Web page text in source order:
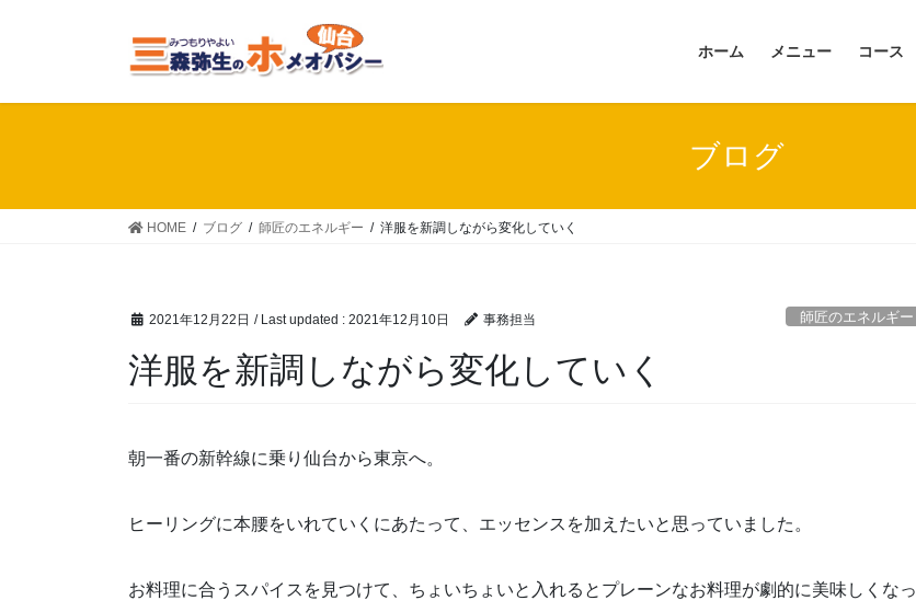
ホーム メニュー コース
ブログ
HOME ブログ 師匠のエネルギー 洋服を新調しながら変化していく
2021年12月22日 / Last updated : 2021年12月10日 事務担当 師匠のエネルギー
洋服を新調しながら変化していく
朝一番の新幹線に乗り仙台から東京へ。
ヒーリングに本腰をいれていくにあたって、エッセンスを加えたいと思っていました。
お料理に合うスパイスを見つけて、ちょいちょいと入れるとプレーンなお料理が劇的に美味しくなっ